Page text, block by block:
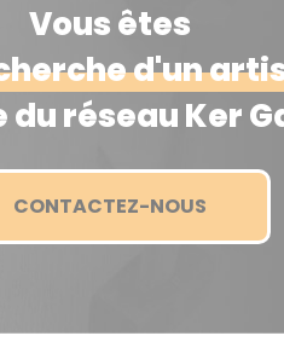
Vous êtes
d'un
réseau Ker
CONTACTEZ-NOUS